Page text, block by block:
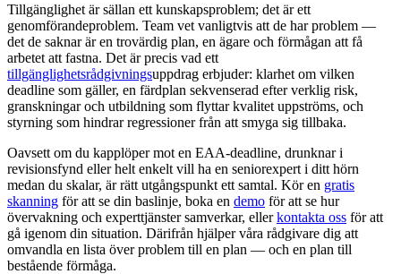
Tillgänglighet är sällan ett kunskapsproblem; det är ett
genomförandeproblem. Team vet vanligtvis att de har problem —
det de saknar är en trovärdig plan, en ägare och förmågan att få
arbetet att fastna. Det är precis vad ett
tillgänglighetsrådgivningsuppdrag erbjuder: klarhet om vilken
deadline som gäller, en färdplan sekvenserad efter verklig risk,
granskningar och utbildning som flyttar kvalitet uppströms, och
styrning som hindrar regressioner från att smyga sig tillbaka.
Oavsett om du kapplöper mot en EAA-deadline, drunknar i
revisionsfynd eller helt enkelt vill ha en seniorexpert i ditt hörn
medan du skalar, är rätt utgångspunkt ett samtal. Kör en gratis
skanning för att se din baslinje, boka en demo för att se hur
övervakning och experttjänster samverkar, ellerkontakta oss för att
gå igenom din situation. Därifrån hjälper våra rådgivare dig att
omvandla en lista över problem till en plan — och en plan till
bestående förmåga.